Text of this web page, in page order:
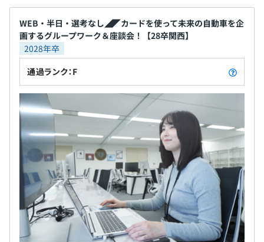
WEB・半日・選考なし◢◤カードを使って未来の自動車を企
画するグループワーク＆座談会！【28卒関西】
2028年卒
通過ランク：F